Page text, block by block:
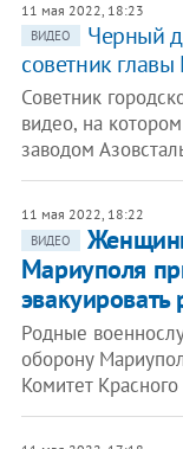
11 мая 2022, 18:23
ВИДЕО
Черный
советник
Советник
видео, на
заводом
11 мая 2022, 18:22
ВИДЕО
Мариуполя
Родные
оборону
Комитет